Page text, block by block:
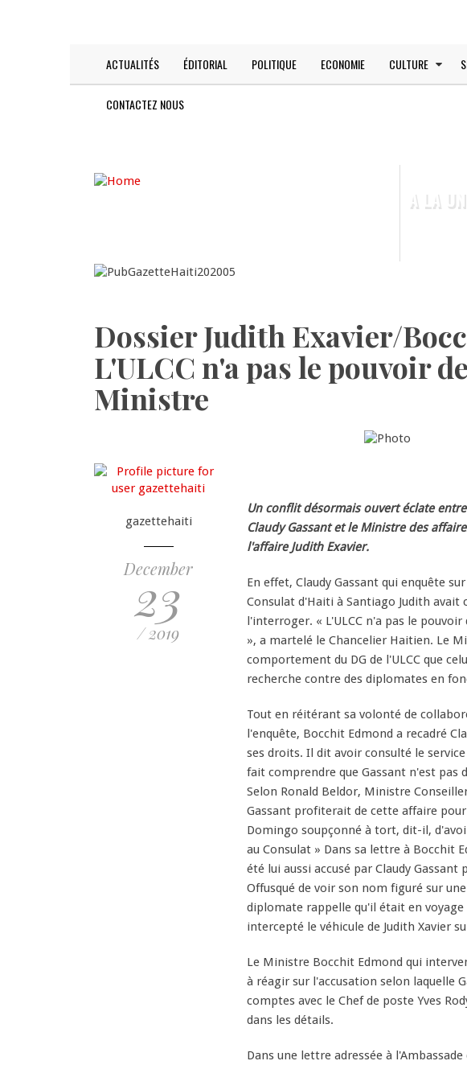
Main
navigation
ACTUALITÉS ÉDITORIAL POLITIQUE ECONOMIE CULTURE
CONTACTEZ NOUS
A LA
Dossier Judith Exavier/
L'ULCC n'a pas le pouvoir
Ministre
gazettehaiti
December
23
/ 2019
Un conflit désormais ouvert éclate
Claudy Gassant et le Ministre des
l'affaire Judith Exavier.
En effet, Claudy Gassant qui enquête
Consulat d'Haiti à Santiago Judith avait
l'interroger. « L'ULCC n'a pas le
», a martelé le Chancelier Haitien. Le
comportement du DG de l'ULCC que
recherche contre des diplomates en
Tout en réitérant sa volonté de
l'enquête, Bocchit Edmond a recadré
ses droits. Il dit avoir consulté le
fait comprendre que Gassant n'est pas
Selon Ronald Beldor, Ministre
Gassant profiterait de cette affaire
Domingo soupçonné à tort, dit-il,
au Consulat » Dans sa lettre à Bocchit
été lui aussi accusé par Claudy Gassant
Offusqué de voir son nom figuré sur
diplomate rappelle qu'il était en
intercepté le véhicule de Judith Xavier
Le Ministre Bocchit Edmond qui
à réagir sur l'accusation selon laquelle
comptes avec le Chef de poste Yves
dans les détails.
Dans une lettre adressée à